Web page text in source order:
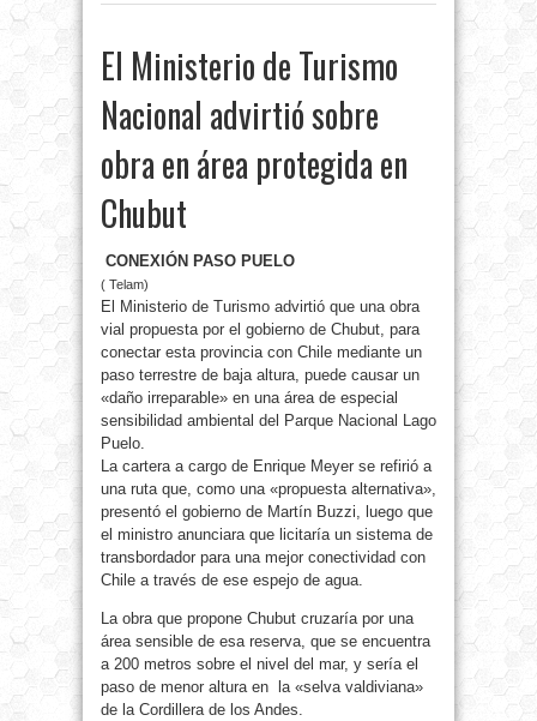
El Ministerio de Turismo
Nacional advirtió sobre
obra en área protegida en
Chubut
CONEXIÓN PASO PUELO
( Telam)
El Ministerio de Turismo advirtió que una obra
vial propuesta por el gobierno de Chubut, para
conectar esta provincia con Chile mediante un
paso terrestre de baja altura, puede causar un
«daño irreparable» en una área de especial
sensibilidad ambiental del Parque Nacional Lago
Puelo.
La cartera a cargo de Enrique Meyer se refirió a
una ruta que, como una «propuesta alternativa»,
presentó el gobierno de Martín Buzzi, luego que
el ministro anunciara que licitaría un sistema de
transbordador para una mejor conectividad con
Chile a través de ese espejo de agua.
La obra que propone Chubut cruzaría por una
área sensible de esa reserva, que se encuentra
a 200 metros sobre el nivel del mar, y sería el
paso de menor altura en la «selva valdiviana»
de la Cordillera de los Andes.